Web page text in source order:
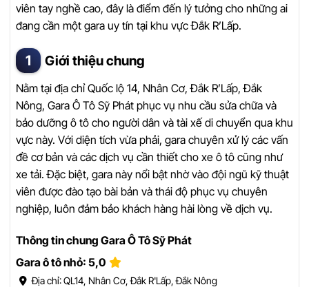
viên tay nghề cao, đây là điểm đến lý tưởng cho những ai
đang cần một gara uy tín tại khu vực Đắk R’Lấp.
Giới thiệu chung
Nằm tại địa chỉ Quốc lộ 14, Nhân Cơ, Đắk R’Lấp, Đắk
Nông, Gara Ô Tô Sỹ Phát phục vụ nhu cầu sửa chữa và
bảo dưỡng ô tô cho người dân và tài xế di chuyển qua khu
vực này. Với diện tích vừa phải, gara chuyên xử lý các vấn
đề cơ bản và các dịch vụ cần thiết cho xe ô tô cũng như
xe tải. Đặc biệt, gara này nổi bật nhờ vào đội ngũ kỹ thuật
viên được đào tạo bài bản và thái độ phục vụ chuyên
nghiệp, luôn đảm bảo khách hàng hài lòng về dịch vụ.
Thông tin chung Gara Ô Tô Sỹ Phát
Gara ô tô nhỏ: 5,0
Địa chỉ: QL14, Nhân Cơ, Đắk R'Lấp, Đắk Nông